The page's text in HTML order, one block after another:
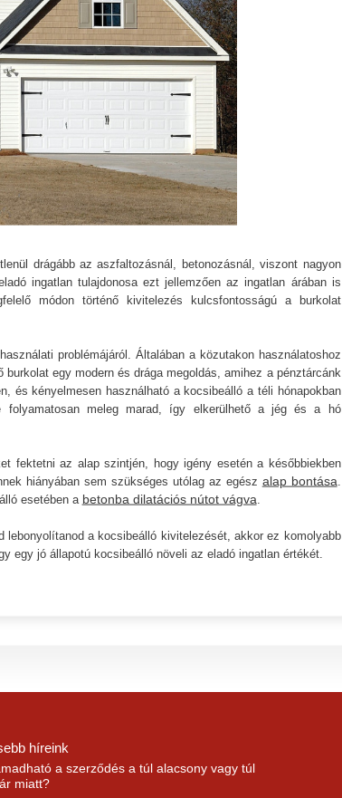
drágább az aszfaltozásnál, betonozásnál, viszont nagyon
ingatlan tulajdonosa ezt jellemzően az ingatlan árában is
módon történő kivitelezés kulcsfontosságú a burkolat
problémájáról. Általában a közutakon használatoshoz
egy modern és drága megoldás, amihez a pénztárcánk
és kényelmesen használható a kocsibeálló a téli hónapokban
meleg marad, így elkerülhető a jég és a hó
fektetni az alap szintjén, hogy igény esetén a későbbiekben
hiányában sem szükséges utólag az egész alap bontása
esetében a betonba dilatációs nútot vágva
lebonyolítanod a kocsibeálló kivitelezését, akkor ez komolyabb
egy jó állapotú kocsibeálló növeli az eladó ingatlan értékét.
híreink
a szerződés a túl alacsony vagy túl
miatt?